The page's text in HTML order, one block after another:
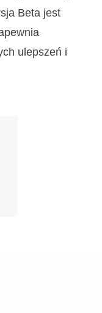
Beta jest
ulepszeń i